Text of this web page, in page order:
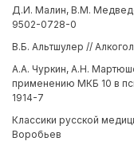
Д.И. Малин, В.М.
9502-0728-0
В.Б. Альтшулер //
А.А. Чуркин, А.Н.
применению МКБ 10 в
1914-7
Классики русской
Воробьев